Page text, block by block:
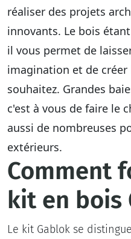
réaliser des projets
innovants. Le bois
il vous permet de
imagination et de créer
souhaitez. Grandes
c'est à vous de faire le
aussi de nombreuses
extérieurs.
Comment
kit en bois
Le kit Gablok se